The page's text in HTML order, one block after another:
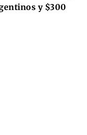
y $300